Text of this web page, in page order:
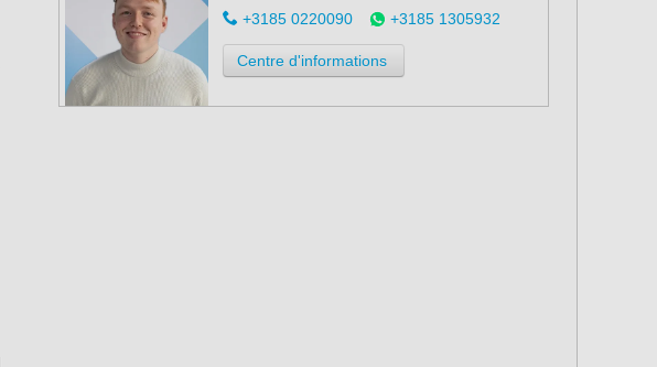
+3185 0220090 +3185 1305932
Centre d'informations